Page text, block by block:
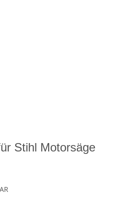
Stihl Motorsäge